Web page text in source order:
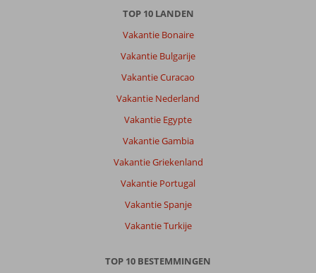
TOP 10 LANDEN
Vakantie Bonaire
Vakantie Bulgarije
Vakantie Curacao
Vakantie Nederland
Vakantie Egypte
Vakantie Gambia
Vakantie Griekenland
Vakantie Portugal
Vakantie Spanje
Vakantie Turkije
TOP 10 BESTEMMINGEN